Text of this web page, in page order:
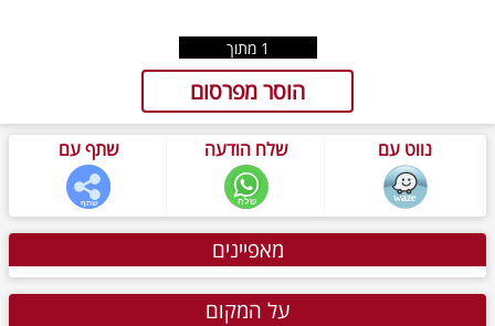
1 מתוך
הוסר מפרסום
שתף עם שלח הודעה נווט עם
מאפיינים
על המקום